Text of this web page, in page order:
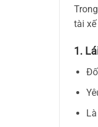
tài
1.